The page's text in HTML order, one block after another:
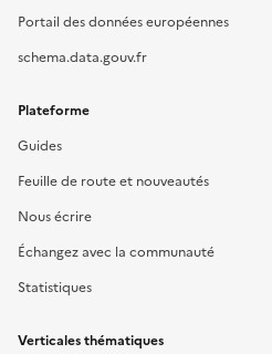
Portail des données européennes
schema.data.gouv.fr
Plateforme
Guides
Feuille de route et nouveautés
Nous écrire
Échangez avec la communauté
Statistiques
Verticales thématiques